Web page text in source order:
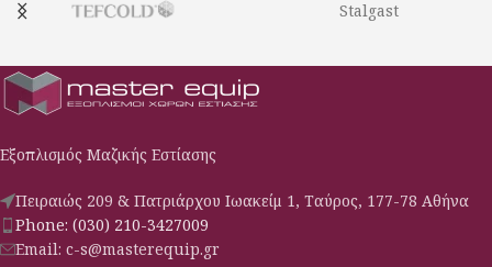
Stalgast
Εξοπλισμός Μαζικής Εστίασης
Πειραιώς 209 & Πατριάρχου Ιωακείμ 1, Ταύρος, 177-78 Αθήνα
Phone: (030) 210-3427009
Email: c-s@masterequip.gr